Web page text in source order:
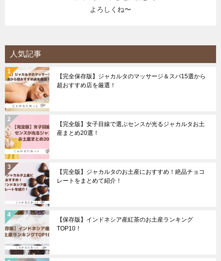
よろしくね〜
人気記事
【完全保存版】ジャカルタのマッサージ＆スパ15選から
超おすすめ店を厳選！
【完全版】女子目線で選ぶセンスが光るジャカルタお土
産まとめ20選！
【完全版】ジャカルタのお土産におすすめ！絶品チョコ
レートをまとめて紹介！
【保存版】インドネシア産紅茶のお土産ランキング
TOP10！